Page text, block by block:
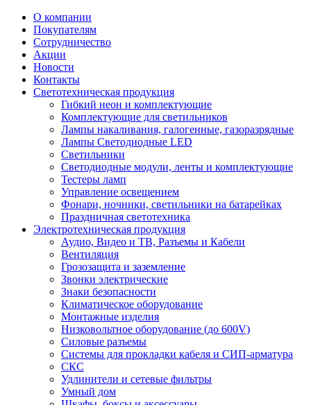
О компании
Покупателям
Сотрудничество
Акции
Новости
Контакты
Светотехническая продукция
Гибкий неон и комплектующие
Комплектующие для светильников
Лампы накаливания, галогенные, газоразрядные
Лампы Светодиодные LED
Светильники
Светодиодные модули, ленты и комплектующие
Тестеры ламп
Управление освещением
Фонари, ночники, светильники на батарейках
Праздничная светотехника
Электротехническая продукция
Аудио, Видео и ТВ, Разъемы и Кабели
Вентиляция
Грозозащита и заземление
Звонки электрические
Знаки безопасности
Климатическое оборудование
Монтажные изделия
Низковольтное оборудование (до 600V)
Силовые разъемы
Системы для прокладки кабеля и СИП-арматура
СКС
Удлинители и сетевые фильтры
Умный дом